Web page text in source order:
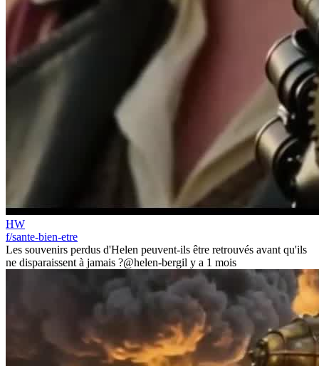
HW
f/sante-bien-etre
Les souvenirs perdus d'Helen peuvent-ils être retrouvés avant qu'ils
ne disparaissent à jamais ?@helen-bergil y a 1 mois